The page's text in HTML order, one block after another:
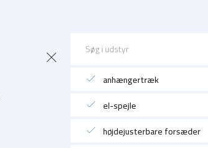
anhængertræk
el-spejle
højdejusterbare forsæder